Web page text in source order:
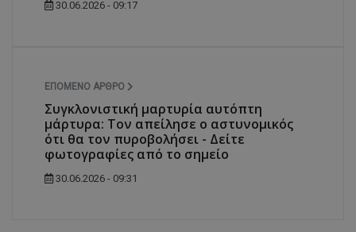
30.06.2026 - 09:17
ΕΠΌΜΕΝΟ ΆΡΘΡΟ
Συγκλονιστική μαρτυρία αυτόπτη
μάρτυρα: Τον απείλησε ο αστυνομικός
ότι θα τον πυροβολήσει - Δείτε
φωτογραφίες από το σημείο
30.06.2026 - 09:31